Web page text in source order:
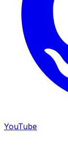
YouTube